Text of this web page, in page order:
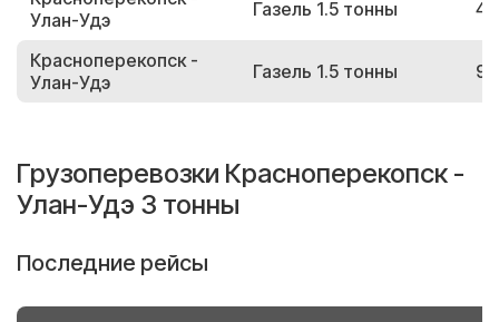
Улан-Удэ
Газель 1.5 тонны
Красноперекопск -
Улан-Удэ
Газель 1.5 тонны
Грузоперевозки Красноперекопск -
Улан-Удэ 3 тонны
Последние рейсы